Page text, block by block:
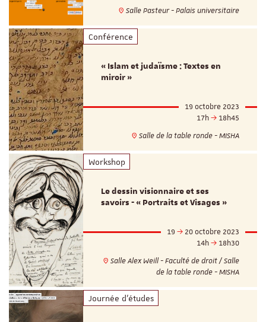
Salle Pasteur - Palais universitaire
Conférence
« Islam et judaïsme : Textes en
miroir »
19 octobre 2023
17h
18h45
Salle de la table ronde - MISHA
Workshop
Le dessin visionnaire et ses
savoirs - « Portraits et Visages »
19
20 octobre 2023
14h
18h30
Salle Alex Weill - Faculté de droit / Salle
de la table ronde - MISHA
Journée d'études